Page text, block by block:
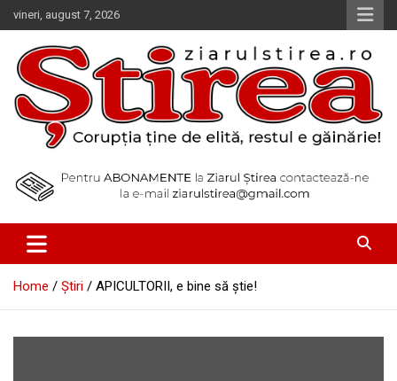
Skip
to
content
vineri, august 7, 2026
Ziarul Știrea
Home Știri APICULTORII, e bine să ştie!